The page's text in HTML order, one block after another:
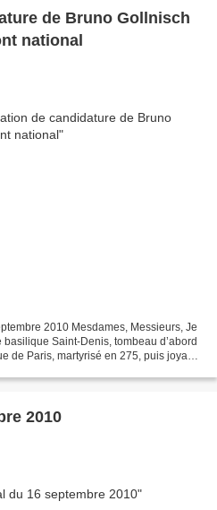
de Bruno Gollnisch
national
2010 Mesdames, Messieurs, Je
basilique Saint-Denis, tombeau d’abord
de Paris, martyrisé en 275, puis joyau
2010